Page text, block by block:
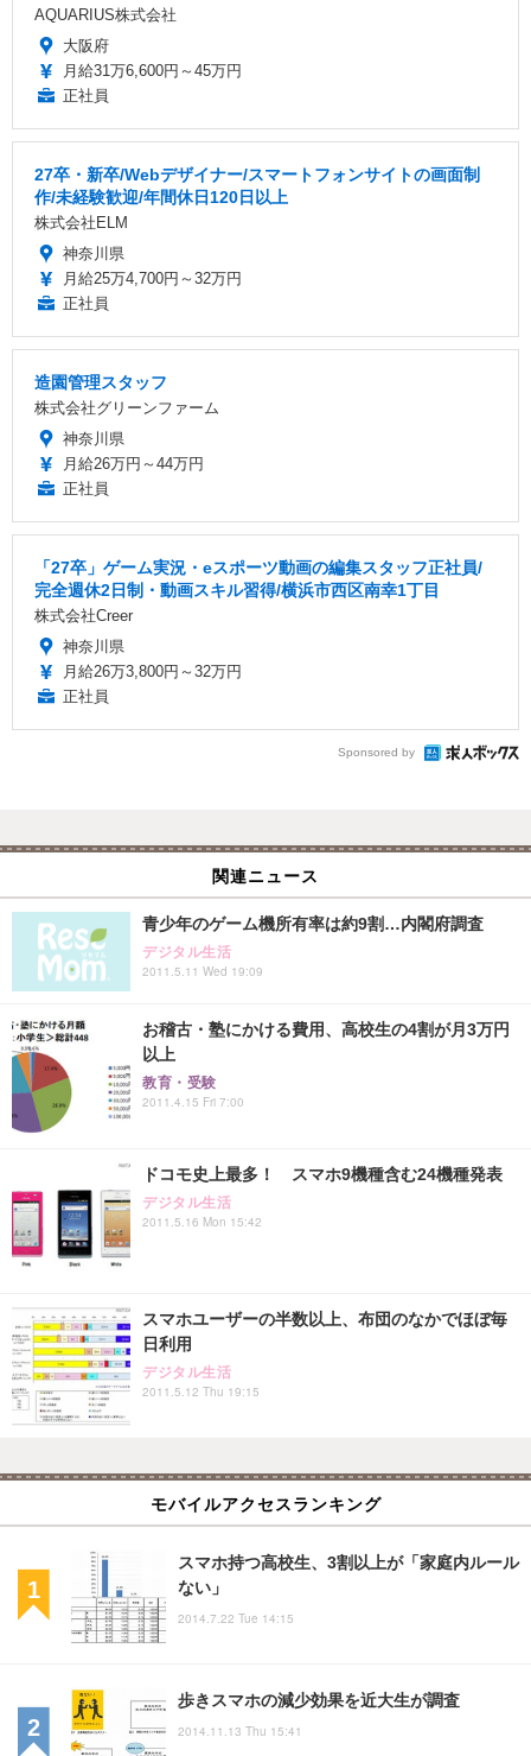
AQUARIUS株式会社
大阪府
月給31万6,600円～45万円
正社員
27卒・新卒/Webデザイナー/スマートフォンサイトの画面制
作/未経験歓迎/年間休日120日以上
株式会社ELM
神奈川県
月給25万4,700円～32万円
正社員
造園管理スタッフ
株式会社グリーンファーム
神奈川県
月給26万円～44万円
正社員
「27卒」ゲーム実況・eスポーツ動画の編集スタッフ正社員/
完全週休2日制・動画スキル習得/横浜市西区南幸1丁目
株式会社Creer
神奈川県
月給26万3,800円～32万円
正社員
Sponsored by
関連ニュース
青少年のゲーム機所有率は約9割…内閣府調査
デジタル生活
2011.5.11 Wed 19:09
お稽古・塾にかける費用、高校生の4割が月3万円
以上
教育・受験
2011.4.15 Fri 7:00
ドコモ史上最多！ スマホ9機種含む24機種発表
デジタル生活
2011.5.16 Mon 15:42
スマホユーザーの半数以上、布団のなかでほぼ毎
日利用
デジタル生活
2011.5.12 Thu 19:15
モバイルアクセスランキング
スマホ持つ高校生、3割以上が「家庭内ルール
ない」
2014.7.22 Tue 14:15
歩きスマホの減少効果を近大生が調査
2014.11.13 Thu 15:41